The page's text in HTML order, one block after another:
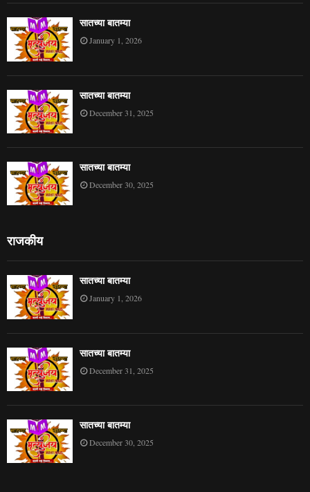
सातच्या बातम्या
January 1, 2026
सातच्या बातम्या
December 31, 2025
सातच्या बातम्या
December 30, 2025
राजकीय
सातच्या बातम्या
January 1, 2026
सातच्या बातम्या
December 31, 2025
सातच्या बातम्या
December 30, 2025